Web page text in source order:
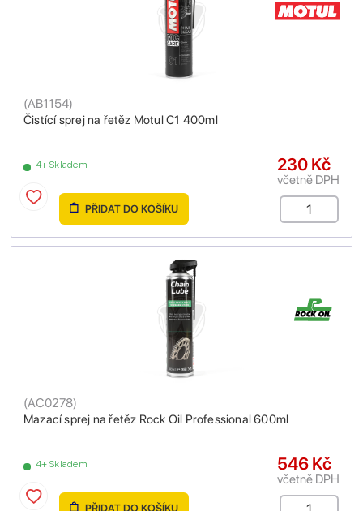
Čistící sprej na řetěz Motul C1 400ml
(AB1154)
4+ Skladem 230 Kč
včetně DPH
PŘIDAT DO KOŠÍKU
Mazací sprej na řetěz Rock Oil Professional 600ml
(AC0278)
4+ Skladem 546 Kč
včetně DPH
PŘIDAT DO KOŠÍKU